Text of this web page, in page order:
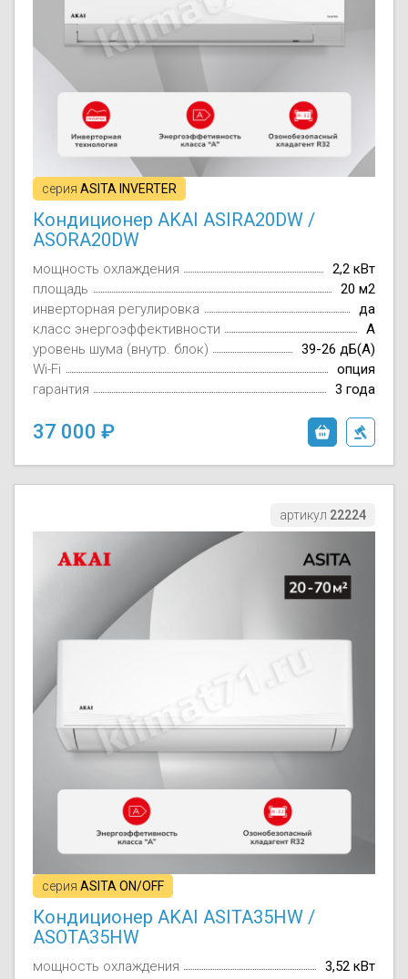
серия ASITA INVERTER
Кондиционер AKAI ASIRA20DW /
ASORA20DW
мощность охлаждения
2,2 кВт
площадь
20 м2
инверторная регулировка
да
класс энергоэффективности
A
уровень шума (внутр. блок)
39-26 дБ(А)
Wi-Fi
опция
гарантия
3 года
37 000
артикул 22224
серия ASITA ON/OFF
Кондиционер AKAI ASITA35HW /
ASOTA35HW
мощность охлаждения
3,52 кВт